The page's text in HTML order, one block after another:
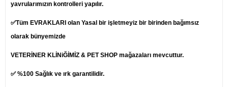
yavrularımızın kontrolleri yapılır.
✅Tüm EVRAKLARI olan Yasal bir işletmeyiz bir birinden bağımsız
olarak bünyemizde
VETERİNER KLİNiĞİMİZ & PET SHOP mağazaları mevcuttur.
✅ %100 Sağlık ve ırk garantilidir.